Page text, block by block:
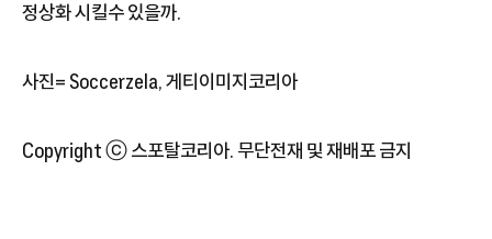
정상화 시킬수 있을까.
사진= Soccerzela, 게티이미지코리아
Copyright ⓒ 스포탈코리아. 무단전재 및 재배포 금지